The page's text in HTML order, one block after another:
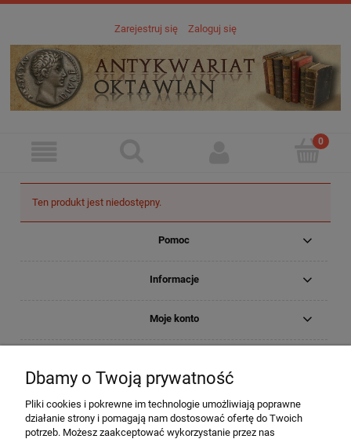
Zarejestruj się Zaloguj się
Ten produkt jest niedostępny.
Pomoc
Informacje
Moje konto
pokaż pełną wersję strony
Sklep internetowy Shoper.pl
Dbamy o Twoją prywatność
Pliki cookies i pokrewne im technologie umożliwiają poprawne
działanie strony i pomagają nam dostosować ofertę do Twoich
potrzeb. Możesz zaakceptować wykorzystanie przez nas